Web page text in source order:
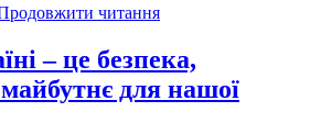
читання“Зарахування
класу
на
– це безпека,
для нашої